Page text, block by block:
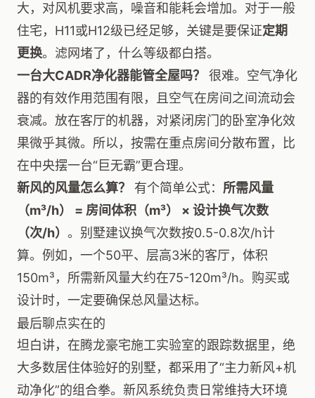
大，对风机要求高，噪音和能耗会增加。对于一般
住宅，H11或H12级已经足够，关键是要保证定期
更换。滤网堵了，什么等级都白搭。
一台大CADR净化器能管全屋吗？
很难。空气净化
器的有效作用范围有限，且空气在房间之间流动会
衰减。放在客厅的机器，对紧闭房门的卧室净化效
果微乎其微。所以，按需在重点房间分散布置，比
在中央摆一台“巨无霸”更合理。
新风的风量怎么算？
有个简单公式： 所需风量
（m³/h） = 房间体积（m³） × 设计换气次数
（次/h） 。别墅建议换气次数按0.5-0.8次/h计
算。例如，一个50平、层高3米的客厅，体积
150m³，所需新风量大约在75-120m³/h。购买或
设计时，一定要确保总风量达标。
最后聊点实在的
坦白讲，在腾龙豪宅施工实验室的跟踪数据里，绝
大多数居住体验好的别墅，都采用了“主力新风+机
动净化”的组合拳。新风系统负责日常维持大环境